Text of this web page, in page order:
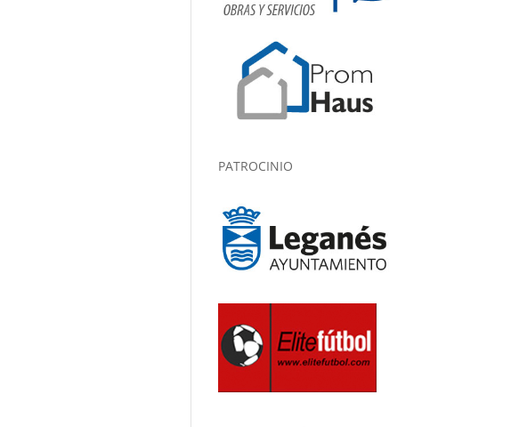
PATROCINIO